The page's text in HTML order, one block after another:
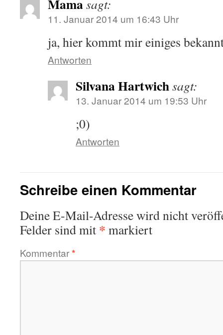
Mamasagt:
11. Januar 2014 um 16:43 Uhr
ja, hier kommt mir einiges
Antworten
Silvana Hartwichsagt:
13. Januar 2014 um 19:53 Uhr
;0)
Antworten
Schreibe einen Kommentar
Deine E-Mail-Adresse wird nicht
Felder sind mit * markiert
Kommentar*